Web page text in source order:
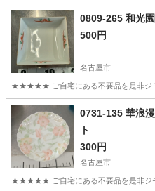
愛知 名古屋市 現地
0809-265 和光
500円
名古屋市
★★★★★ ご自宅にある不要品を是非ジモ
愛知 名古屋市 現地
0731-135 華浪
ト
300円
名古屋市
★★★★★ ご自宅にある不要品を是非ジモ